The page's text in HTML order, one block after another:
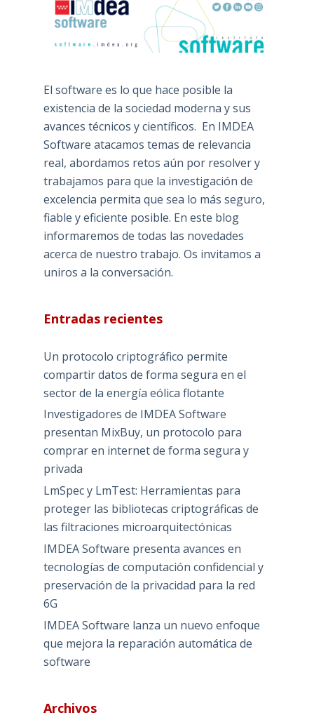
El software es lo que hace posible la
existencia de la sociedad moderna y sus
avances técnicos y científicos. En IMDEA
Software atacamos temas de relevancia
real, abordamos retos aún por resolver y
trabajamos para que la investigación de
excelencia permita que sea lo más seguro,
fiable y eficiente posible. En este blog
informaremos de todas las novedades
acerca de nuestro trabajo. Os invitamos a
uniros a la conversación.
Entradas recientes
Un protocolo criptográfico permite
compartir datos de forma segura en el
sector de la energía eólica flotante
Investigadores de IMDEA Software
presentan MixBuy, un protocolo para
comprar en internet de forma segura y
privada
LmSpec y LmTest: Herramientas para
proteger las bibliotecas criptográficas de
las filtraciones microarquitectónicas
IMDEA Software presenta avances en
tecnologías de computación confidencial y
preservación de la privacidad para la red
6G
IMDEA Software lanza un nuevo enfoque
que mejora la reparación automática de
software
Archivos